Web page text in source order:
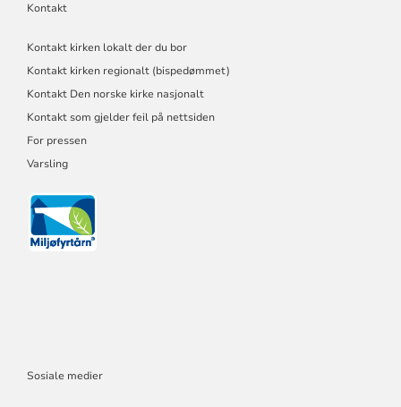
Kontakt
Kontakt kirken lokalt der du bor
Kontakt kirken regionalt (bispedømmet)
Kontakt Den norske kirke nasjonalt
Kontakt som gjelder feil på nettsiden
For pressen
Varsling
Sosiale medier